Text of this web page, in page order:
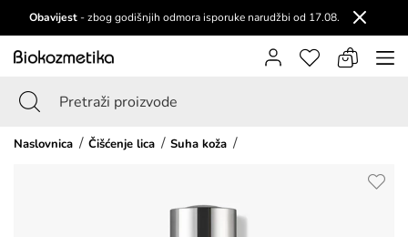
Obavijest - zbog godišnjih odmora isporuke narudžbi od 17.08.
Naslovnica Čišćenje lica Suha koža